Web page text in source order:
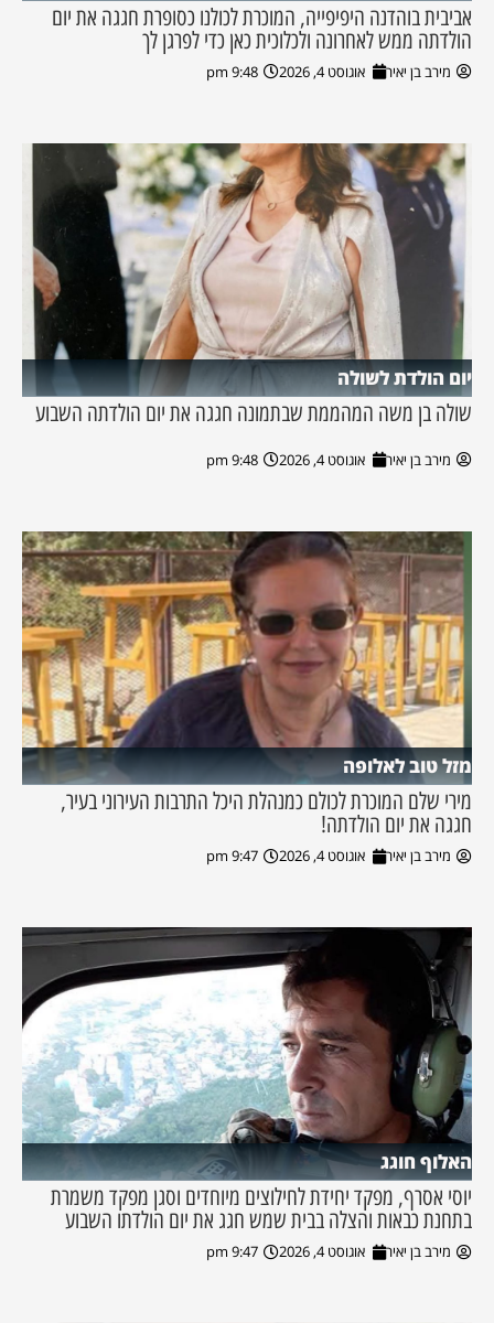
אביבית בוהדנה היפיפייה, המוכרת לכולנו כסופרת חגגה את יום
הולדתה ממש לאחרונה ולכלוכית כאן כדי לפרגן לך
מירב בן יאיר אוגוסט 4, 2026 9:48 pm
יום הולדת לשולה
שולה בן משה המהממת שבתמונה חגגה את יום הולדתה השבוע
מירב בן יאיר אוגוסט 4, 2026 9:48 pm
מזל טוב לאלופה
מירי שלם המוכרת לכולם כמנהלת היכל התרבות העירוני בעיר,
חגגה את יום הולדתה!
מירב בן יאיר אוגוסט 4, 2026 9:47 pm
האלוף חוגג
יוסי אסרף, מפקד יחידת לחילוצים מיוחדים וסגן מפקד משמרת
בתחנת כבאות והצלה בבית שמש חגג את יום הולדתו השבוע
מירב בן יאיר אוגוסט 4, 2026 9:47 pm